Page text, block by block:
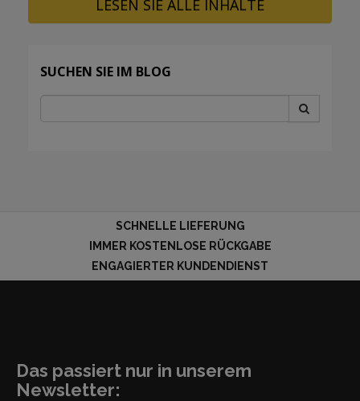
LESEN SIE ALLE INHALTE
SUCHEN SIE IM BLOG
SCHNELLE LIEFERUNG
IMMER KOSTENLOSE RÜCKGABE
ENGAGIERTER KUNDENDIENST
Das passiert nur in unserem
Newsletter: